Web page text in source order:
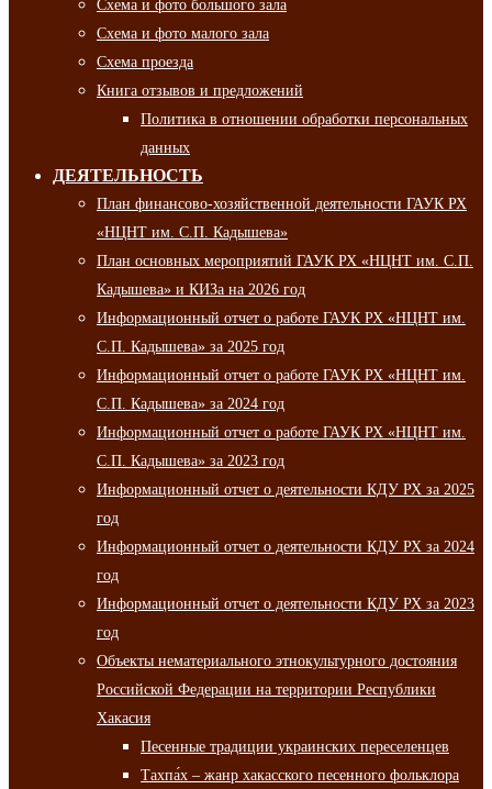
Схема и фото большого зала
Схема и фото малого зала
Схема проезда
Книга отзывов и предложений
Политика в отношении обработки персональных
данных
ДЕЯТЕЛЬНОСТЬ
План финансово-хозяйственной деятельности ГАУК РХ
«НЦНТ им. С.П. Кадышева»
План основных мероприятий ГАУК РХ «НЦНТ им. С.П.
Кадышева» и КИЗа на 2026 год
Информационный отчет о работе ГАУК РХ «НЦНТ им.
С.П. Кадышева» за 2025 год
Информационный отчет о работе ГАУК РХ «НЦНТ им.
С.П. Кадышева» за 2024 год
Информационный отчет о работе ГАУК РХ «НЦНТ им.
С.П. Кадышева» за 2023 год
Информационный отчет о деятельности КДУ РХ за 2025
год
Информационный отчет о деятельности КДУ РХ за 2024
год
Информационный отчет о деятельности КДУ РХ за 2023
год
Объекты нематериального этнокультурного достояния
Российской Федерации на территории Республики
Хакасия
Песенные традиции украинских переселенцев
Тахпа́х – жанр хакасского песенного фольклора